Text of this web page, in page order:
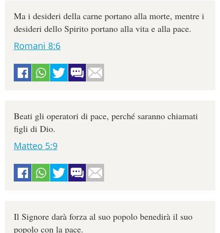
Ma i desideri della carne portano alla morte, mentre i
desideri dello Spirito portano alla vita e alla pace.
Romani 8:6
Beati gli operatori di pace, perché saranno chiamati
figli di Dio.
Matteo 5:9
Il Signore darà forza al suo popolo benedirà il suo
popolo con la pace.